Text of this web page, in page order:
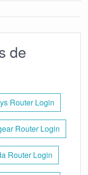
de
Router Login
Router Login
Router Login